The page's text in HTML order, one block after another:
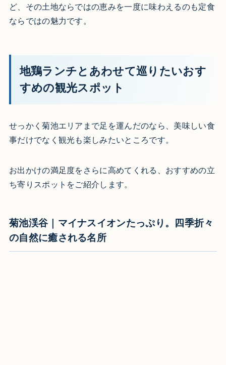
ど、その土地ならではの恵みを一度に味わえるのも定食
ならではの魅力です。
地鶏ランチとあわせて巡りたいおす
すめの観光スポット
せっかく菊池エリアまで足を運んだのなら、美味しい食
事だけでなく観光も楽しみたいところです。
お出かけの満足度をさらに高めてくれる、おすすめの立
ち寄りスポットをご紹介します。
菊池渓谷｜マイナスイオンたっぷり。四季折々
の自然に癒される名所